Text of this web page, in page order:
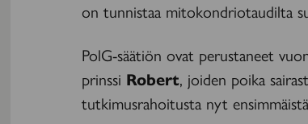
on tunnistaa mitokondriotaudilta
PolG-säätiön ovat perustaneet
prinssi Robert, joiden poika
tutkimusrahoitusta nyt